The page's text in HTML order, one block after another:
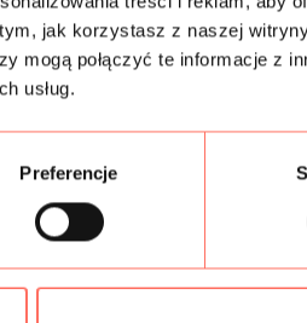
jak korzystasz z naszej
mogą połączyć te informacje z
usług.
Preferencje
Podobne